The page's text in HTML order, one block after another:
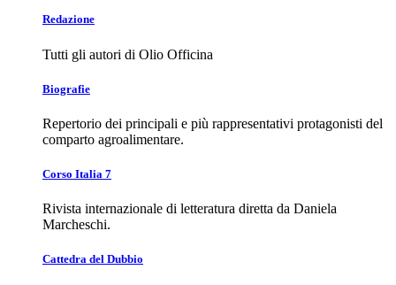
Redazione
Tutti gli autori di Olio Officina
Biografie
Repertorio dei principali e più rappresentativi protagonisti del
comparto agroalimentare.
Corso Italia 7
Rivista internazionale di letteratura diretta da Daniela
Marcheschi.
Cattedra del Dubbio